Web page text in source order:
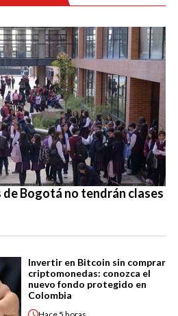
de Bogotá no tendrán clases
Invertir en Bitcoin sin comprar
criptomonedas: conozca el
nuevo fondo protegido en
Colombia